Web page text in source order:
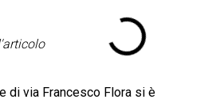
di via Francesco Flora si è